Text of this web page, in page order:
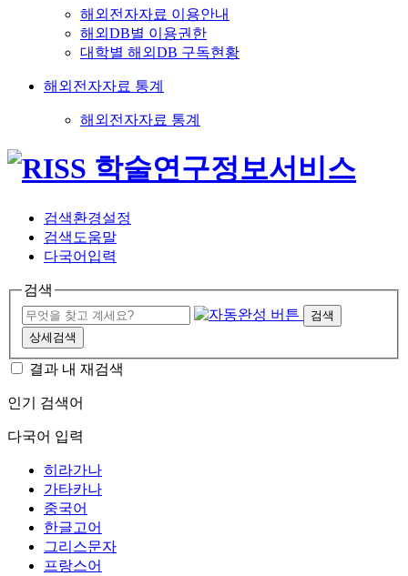
해외전자자료 이용안내
해외DB별 이용권한
대학별 해외DB 구독현황
해외전자자료 통계
해외전자자료 통계
검색환경설정
검색도움말
다국어입력
검색
검색
상세검색
결과 내 재검색
인기 검색어
다국어 입력
히라가나
가타카나
중국어
한글고어
그리스문자
프랑스어